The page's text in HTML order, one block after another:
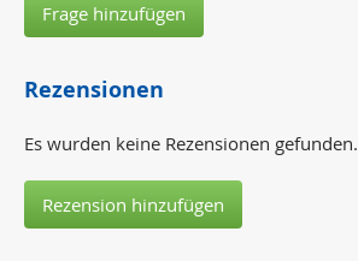
Frage hinzufügen
Rezensionen
Es wurden keine Rezensionen gefunden.
Rezension hinzufügen